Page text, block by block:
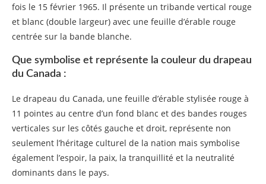
fois le 15 février 1965. Il présente un tribande vertical rouge
et blanc (double largeur) avec une feuille d’érable rouge
centrée sur la bande blanche.
Que symbolise et représente la couleur du drapeau
du Canada :
Le drapeau du Canada, une feuille d’érable stylisée rouge à
11 pointes au centre d’un fond blanc et des bandes rouges
verticales sur les côtés gauche et droit, représente non
seulement l’héritage culturel de la nation mais symbolise
également l’espoir, la paix, la tranquillité et la neutralité
dominants dans le pays.